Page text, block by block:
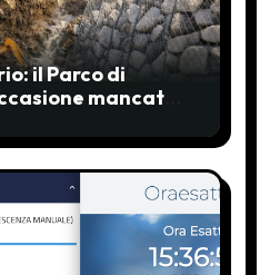
il Parco di
mancata